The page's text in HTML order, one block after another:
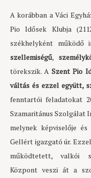
A korábban a Váci
Pio Idősek Klubja
székhelyként működő
szellemiségű,
törekszik. ASzent Pio
váltás és ezzel együtt,
fenntartói feladatokat
Szamaritánus Szolgálat
melynek képviselője
Gellért igazgató úr.
működtetett, valkói
Központ veszi át a